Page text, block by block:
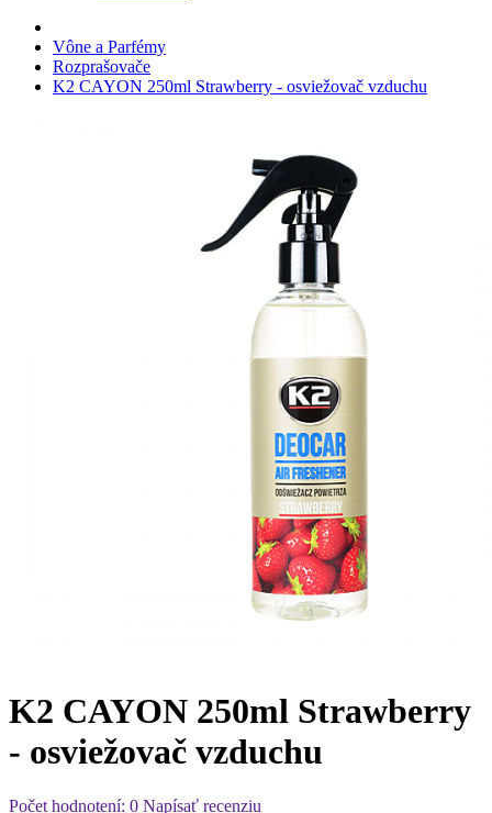
Vône a Parfémy
Rozprašovače
K2 CAYON 250ml Strawberry - osviežovač vzduchu
K2 CAYON 250ml Strawberry
- osviežovač vzduchu
Počet hodnotení: 0 Napísať recenziu